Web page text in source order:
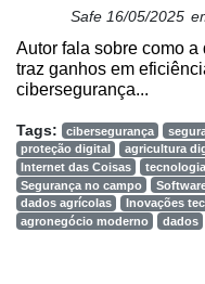
Safe 16/05/2025
Autor fala sobre como
traz ganhos em
cibersegurança...
Tags: cibersegurança
proteção digital
agricultura
Internet das Coisas
tecnologia
Segurança no campo
dados agrícolas
Inovações
agronegócio moderno
dados